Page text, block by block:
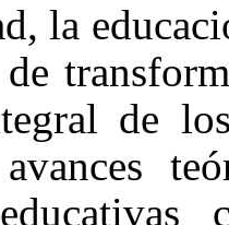
la
de